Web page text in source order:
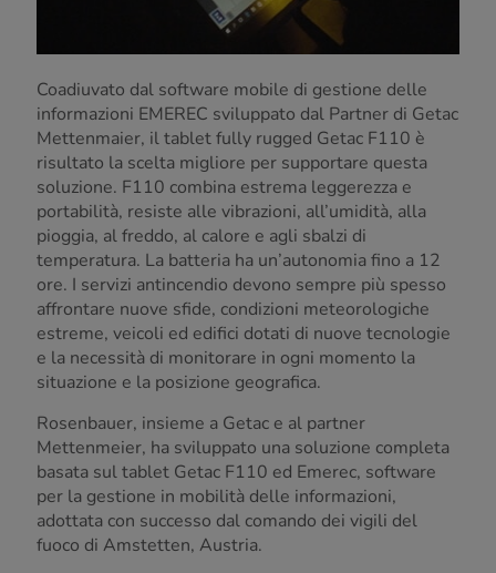
Coadiuvato dal software mobile di gestione delle
informazioni EMEREC sviluppato dal Partner di Getac
Mettenmaier, il tablet fully rugged Getac F110 è
risultato la scelta migliore per supportare questa
soluzione. F110 combina estrema leggerezza e
portabilità, resiste alle vibrazioni, all’umidità, alla
pioggia, al freddo, al calore e agli sbalzi di
temperatura. La batteria ha un’autonomia fino a 12
ore. I servizi antincendio devono sempre più spesso
affrontare nuove sfide, condizioni meteorologiche
estreme, veicoli ed edifici dotati di nuove tecnologie
e la necessità di monitorare in ogni momento la
situazione e la posizione geografica.
Rosenbauer, insieme a Getac e al partner
Mettenmeier, ha sviluppato una soluzione completa
basata sul tablet Getac F110 ed Emerec, software
per la gestione in mobilità delle informazioni,
adottata con successo dal comando dei vigili del
fuoco di Amstetten, Austria.